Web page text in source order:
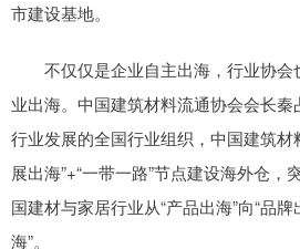
市建设基地。
不仅仅是企业自主出海，行业协会
业出海。中国建筑材料流通协会会长
行业发展的全国行业组织，中国建筑材
展出海”+“一带一路”节点建设海外仓，
国建材与家居行业从“产品出海”向“品
海”。